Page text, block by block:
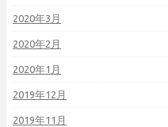
2020年3月
2020年2月
2020年1月
2019年12月
2019年11月